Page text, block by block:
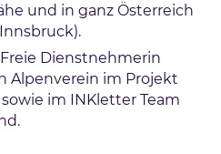
und in ganz Österreich
Dienstnehmerin
Alpenverein im Projekt
im INKletter Team